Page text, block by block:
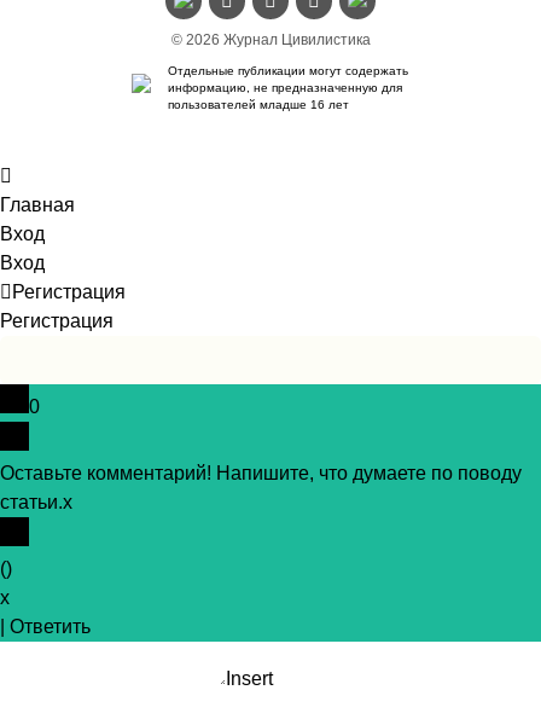
© 2026 Журнал Цивилистика
Отдельные публикации могут содержать
информацию, не предназначенную для
пользователей младше 16 лет
Главная
Вход
Вход
Регистрация
Регистрация
0
Оставьте комментарий! Напишите, что думаете по поводу
статьи.x
()
x
Ответить
Insert